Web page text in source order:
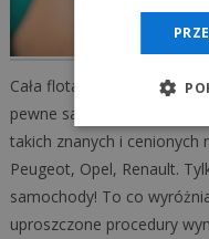
Cała flota aut naszej
pewne samochody. W
takich znanych i cenionych
Peugeot, Opel, Renault.
samochody! To co
uproszczone procedury